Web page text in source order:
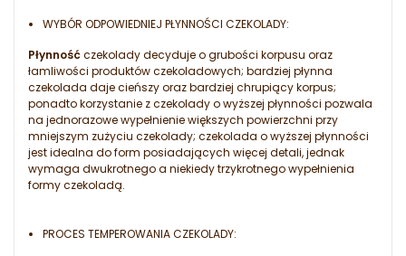
WYBÓR ODPOWIEDNIEJ PŁYNNOŚCI CZEKOLADY:
Płynnośćczekolady decyduje o grubości korpusu oraz
łamliwości produktów czekoladowych; bardziej płynna
czekolada daje cieńszy oraz bardziej chrupiący korpus;
ponadto korzystanie z czekolady o wyższej płynności pozwala
na jednorazowe wypełnienie większych powierzchni przy
mniejszym zużyciu czekolady; czekolada o wyższej płynności
jest idealna do form posiadających więcej detali, jednak
wymaga dwukrotnego a niekiedy trzykrotnego wypełnienia
formy czekoladą.
PROCES TEMPEROWANIA CZEKOLADY: